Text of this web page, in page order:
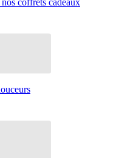
coffrets cadeaux